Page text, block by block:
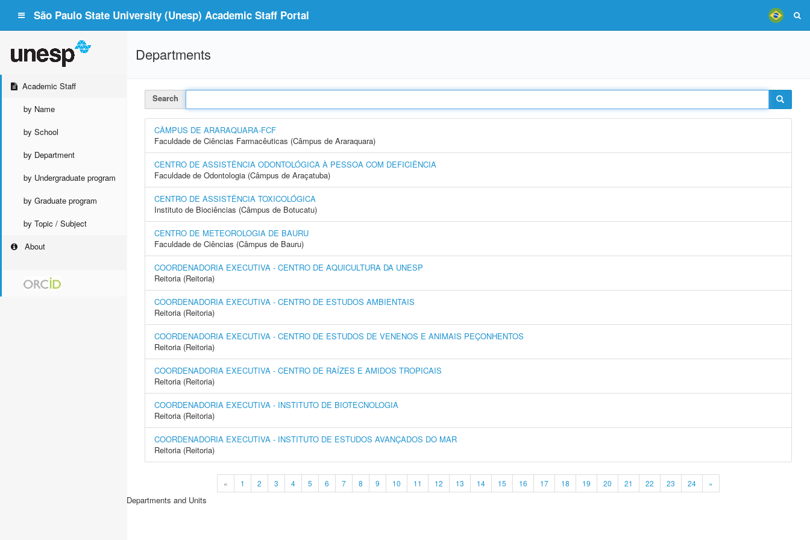
São Paulo State University (Unesp) Academic Staff Portal
Academic Staff
by Name
by School
by Department
by Undergraduate program
by Graduate program
by Topic / Subject
About
Departments
Search
CÂMPUS DE ARARAQUARA-FCF
Faculdade de Ciências Farmacêuticas (Câmpus de Araraquara)
CENTRO DE ASSISTÊNCIA ODONTOLÓGICA À PESSOA COM DEFICIÊNCIA
Faculdade de Odontologia (Câmpus de Araçatuba)
CENTRO DE ASSISTÊNCIA TOXICOLÓGICA
Instituto de Biociências (Câmpus de Botucatu)
CENTRO DE METEOROLOGIA DE BAURU
Faculdade de Ciências (Câmpus de Bauru)
COORDENADORIA EXECUTIVA - CENTRO DE AQUICULTURA DA UNESP
Reitoria (Reitoria)
COORDENADORIA EXECUTIVA - CENTRO DE ESTUDOS AMBIENTAIS
Reitoria (Reitoria)
COORDENADORIA EXECUTIVA - CENTRO DE ESTUDOS DE VENENOS E ANIMAIS PEÇONHENTOS
Reitoria (Reitoria)
COORDENADORIA EXECUTIVA - CENTRO DE RAÍZES E AMIDOS TROPICAIS
Reitoria (Reitoria)
COORDENADORIA EXECUTIVA - INSTITUTO DE BIOTECNOLOGIA
Reitoria (Reitoria)
COORDENADORIA EXECUTIVA - INSTITUTO DE ESTUDOS AVANÇADOS DO MAR
Reitoria (Reitoria)
« 1 2 3 4 5 6 7 8 9 10 11 12 13 14 15 16 17 18 19 20 21 22 23 24 »
Departments and Units